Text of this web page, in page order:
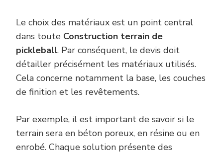
Le choix des matériaux est un point central
dans toute Construction terrain de
pickleball. Par conséquent, le devis doit
détailler précisément les matériaux utilisés.
Cela concerne notamment la base, les couches
de finition et les revêtements.
Par exemple, il est important de savoir si le
terrain sera en béton poreux, en résine ou en
enrobé. Chaque solution présente des